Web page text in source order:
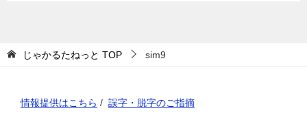
じゃかるたねっと TOP sim9
情報提供はこちら / 誤字・脱字のご指摘